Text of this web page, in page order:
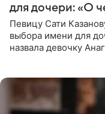
для дочери: «О
Певицу Сати
выбора имени для
назвала девочку